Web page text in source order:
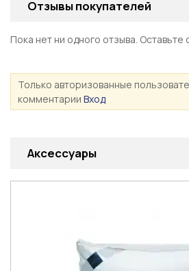
Отзывы покупателей
Пока нет ни одного отзыва. Оставьте
Только авторизованные
комментарии Вход
Аксессуары